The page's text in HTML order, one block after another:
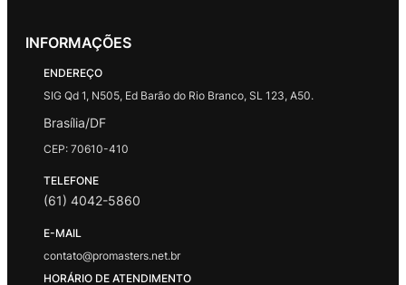
INFORMAÇÕES
ENDEREÇO
SIG Qd 1, N505, Ed Barão do Rio Branco, SL 123, A50.
Brasília/DF
CEP: 70610-410
TELEFONE
(61) 4042-5860
E-MAIL
contato@promasters.net.br
HORÁRIO DE ATENDIMENTO